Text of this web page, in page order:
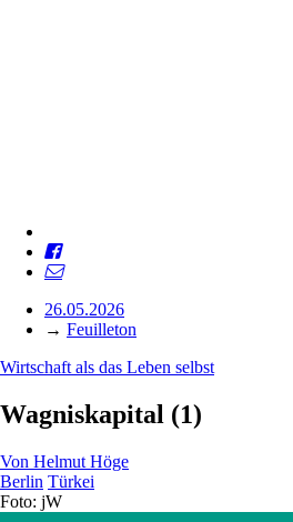
26.05.2026
→ Feuilleton
Wirtschaft als das Leben selbst
Wagniskapital (1)
Von Helmut Höge
Berlin Türkei
Foto: jW